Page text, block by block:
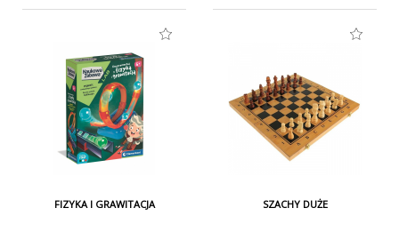
FIZYKA I GRAWITACJA SZACHY DUŻE